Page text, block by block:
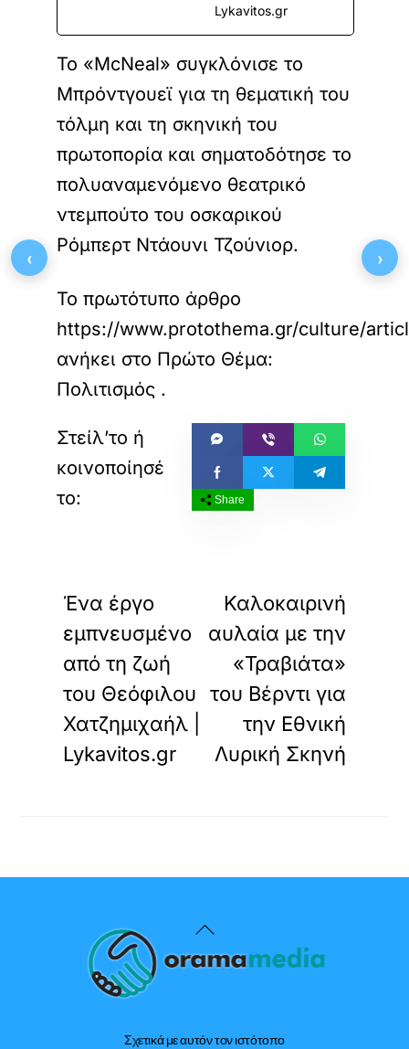
Lykavitos.gr
Το «McNeal» συγκλόνισε το
Μπρόντγουεϊ για τη θεματική του
τόλμη και τη σκηνική του
πρωτοπορία και σηματοδότησε το
πολυαναμενόμενο θεατρικό
ντεμπούτο του οσκαρικού
Ρόμπερτ Ντάουνι Τζούνιορ.
Το πρωτότυπο άρθρο
https://www.protothema.gr/culture/
ανήκει στο Πρώτο Θέμα:
Πολιτισμός .
Share
Ένα έργο
εμπνευσμένο
από τη ζωή
του Θεόφιλου
Χατζημιχαήλ |
Lykavitos.gr
Καλοκαιρινή
αυλαία με την
«Τραβιάτα»
του Βέρντι για
την Εθνική
Λυρική Σκηνή
Back
To
Σχετικά με αυτόν τον ιστότοπο
‹ ›